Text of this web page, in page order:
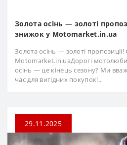
Золота осінь — золоті
знижок у Motomarket.in.ua
Золота осінь — золоті
Motomarket.in.uaДорогі
осінь — це кінець сезону? Ми
час для вигідних покупок!..
29.11.2025